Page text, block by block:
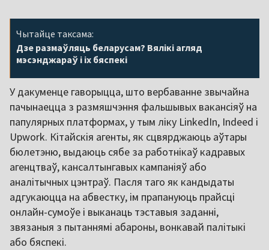
Чытайце таксама:
Дзе размаўляць беларусам? Вялікі агляд
мэсэнджараў і іх бяспекі
У дакуменце гаворыцца, што вербаванне звычайна
пачынаецца з размяшчэння фальшывых вакансіяў на
папулярных платформах, у тым ліку LinkedIn, Indeed і
Upwork. Кітайскія агенты, як сцвярджаюць аўтары
бюлетэню, выдаюць сябе за работнікаў кадравых
агенцтваў, кансалтынгавых кампаніяў або
аналітычных цэнтраў. Пасля таго як кандыдаты
адгукаюцца на абвестку, ім прапануюць прайсці
онлайн-сумоўе і выканаць тэставыя заданні,
звязаныя з пытаннямі абароны, вонкавай палітыкі
або бяспекі.